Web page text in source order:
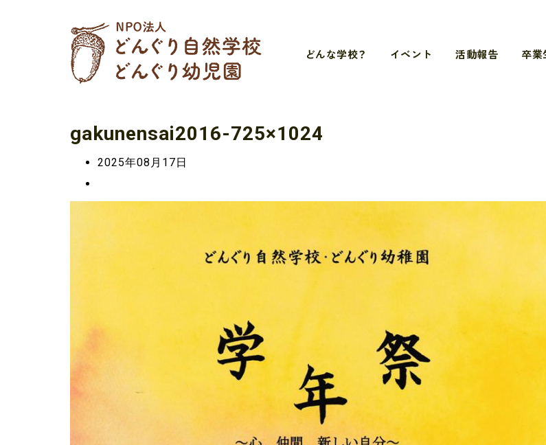
どんな学校？ イベント 活動報告 卒業
gakunensai2016-725×1024
2025年08月17日